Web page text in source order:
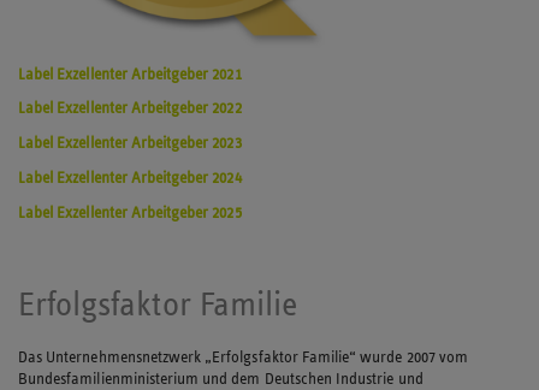
Label Exzellenter Arbeitgeber 2021
Label Exzellenter Arbeitgeber 2022
Label Exzellenter Arbeitgeber 2023
Label Exzellenter Arbeitgeber 2024
Label Exzellenter Arbeitgeber 2025
Erfolgsfaktor Familie
Das Unternehmensnetzwerk „Erfolgsfaktor Familie“ wurde 2007 vom
Bundesfamilienministerium und dem Deutschen Industrie und